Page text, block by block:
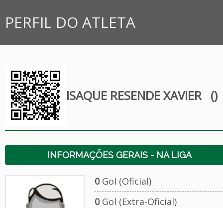
PERFIL DO ATLETA
ISAQUE RESENDE XAVIER ()
INFORMAÇÕES GERAIS - NA LIGA
0Gol (Oficial)
0Gol (Extra-Oficial)